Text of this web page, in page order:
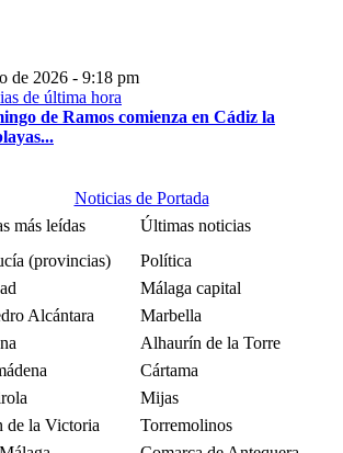
de 2026 - 9:18 pm
de Ramos comienza en Cádiz la
Noticias de Portada
más leídas
Últimas noticias
(provincias)
Política
Málaga capital
Alcántara
Marbella
Alhaurín de la Torre
Cártama
Mijas
de la Victoria
Torremolinos